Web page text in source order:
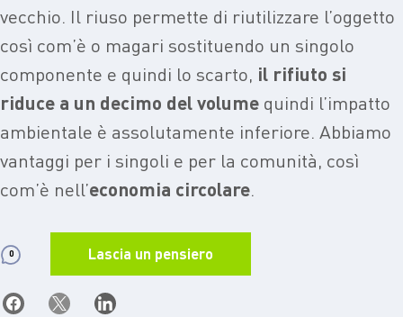
vecchio. Il riuso permette di riutilizzare l’oggetto
così com’è o magari sostituendo un singolo
componente e quindi lo scarto, il rifiuto si
riduce a un decimo del volume quindi l’impatto
ambientale è assolutamente inferiore. Abbiamo
vantaggi per i singoli e per la comunità, così
com’è nell’economia circolare.
0 Lascia un pensiero